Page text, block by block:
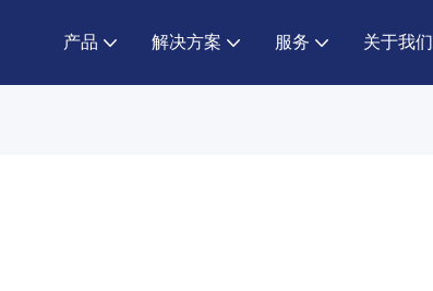
产品 解决方案 服务 关于我们